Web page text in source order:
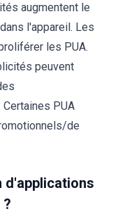
augmentent le
l'appareil. Les
les PUA.
peuvent
PUA
de
d'applications